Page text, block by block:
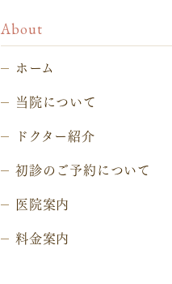
About
ホーム
当院について
ドクター紹介
初診のご予約について
医院案内
料金案内